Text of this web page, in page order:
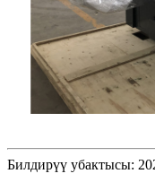
Билдирүү убактысы: